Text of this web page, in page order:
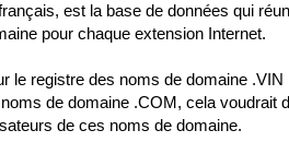
est la base de données qui
pour chaque extension Internet.
le registre des noms de domaine
de domaine .COM, cela voudrait
de ces noms de domaine.